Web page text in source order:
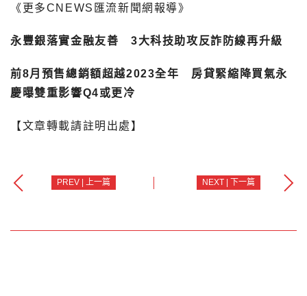
《更多CNEWS匯流新聞網報導》
永豐銀落實金融友善 3大科技助攻反詐防線再升級
前8月預售總銷額超越2023全年 房貸緊縮降買氣永
慶曝雙重影響Q4或更冷
【文章轉載請註明出處】
PREV | 上一篇 NEXT | 下一篇